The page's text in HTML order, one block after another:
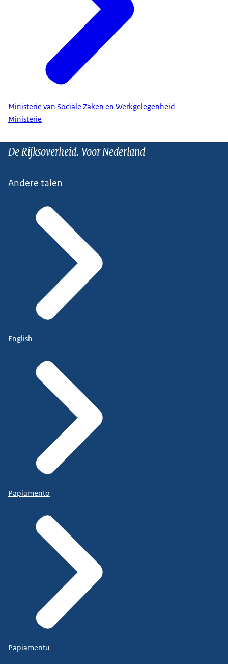
Ministerie van Sociale Zaken en Werkgelegenheid
Ministerie
De Rijksoverheid. Voor Nederland
Andere talen
English
Papiamento
Papiamentu